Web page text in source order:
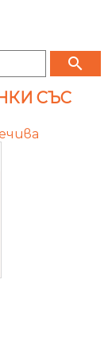
search
СЪС